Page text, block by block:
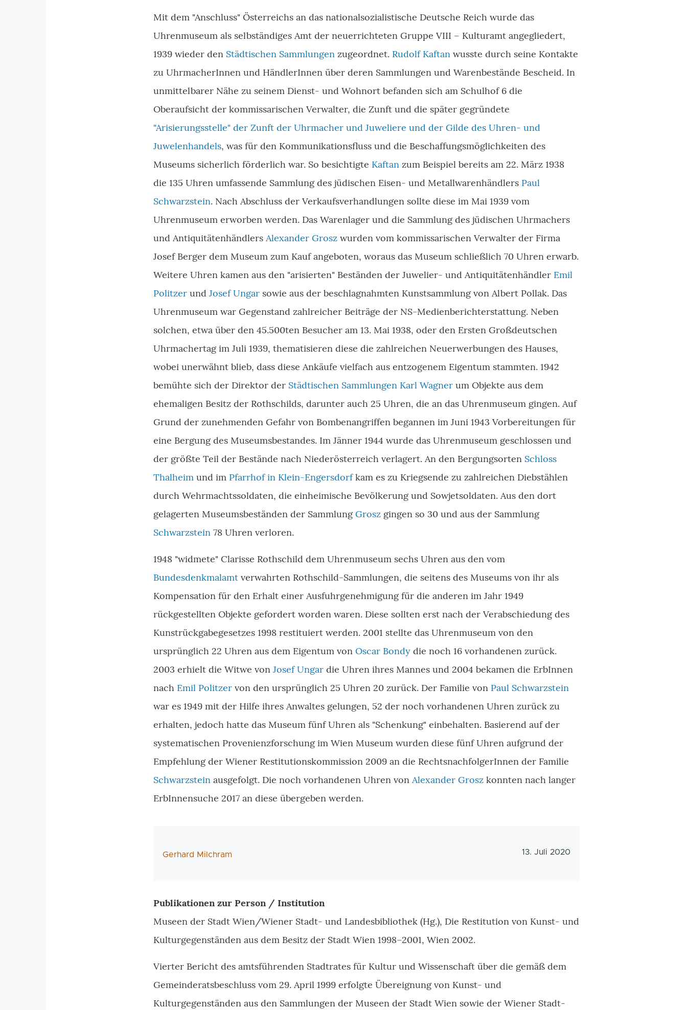
Mit dem "Anschluss" Österreichs an das nationalsozialistische Deutsche Reich wurde das
Uhrenmuseum als selbständiges Amt der neuerrichteten Gruppe VIII – Kulturamt angegliedert,
1939 wieder den Städtischen Sammlungen zugeordnet. Rudolf Kaftan wusste durch seine Kontakte
zu UhrmacherInnen und HändlerInnen über deren Sammlungen und Warenbestände Bescheid. In
unmittelbarer Nähe zu seinem Dienst- und Wohnort befanden sich am Schulhof 6 die
Oberaufsicht der kommissarischen Verwalter, die Zunft und die später gegründete
"Arisierungsstelle" der Zunft der Uhrmacher und Juweliere und der Gilde des Uhren- und
Juwelenhandels, was für den Kommunikationsfluss und die Beschaffungsmöglichkeiten des
Museums sicherlich förderlich war. So besichtigte Kaftan zum Beispiel bereits am 22. März 1938
die 135 Uhren umfassende Sammlung des jüdischen Eisen- und Metallwarenhändlers Paul
Schwarzstein. Nach Abschluss der Verkaufsverhandlungen sollte diese im Mai 1939 vom
Uhrenmuseum erworben werden. Das Warenlager und die Sammlung des jüdischen Uhrmachers
und Antiquitätenhändlers Alexander Grosz wurden vom kommissarischen Verwalter der Firma
Josef Berger dem Museum zum Kauf angeboten, woraus das Museum schließlich 70 Uhren erwarb.
Weitere Uhren kamen aus den "arisierten" Beständen der Juwelier- und Antiquitätenhändler Emil
Politzer und Josef Ungar sowie aus der beschlagnahmten Kunstsammlung von Albert Pollak. Das
Uhrenmuseum war Gegenstand zahlreicher Beiträge der NS-Medienberichterstattung. Neben
solchen, etwa über den 45.500ten Besucher am 13. Mai 1938, oder den Ersten Großdeutschen
Uhrmachertag im Juli 1939, thematisieren diese die zahlreichen Neuerwerbungen des Hauses,
wobei unerwähnt blieb, dass diese Ankäufe vielfach aus entzogenem Eigentum stammten. 1942
bemühte sich der Direktor der Städtischen Sammlungen Karl Wagner um Objekte aus dem
ehemaligen Besitz der Rothschilds, darunter auch 25 Uhren, die an das Uhrenmuseum gingen. Auf
Grund der zunehmenden Gefahr von Bombenangriffen begannen im Juni 1943 Vorbereitungen für
eine Bergung des Museumsbestandes. Im Jänner 1944 wurde das Uhrenmuseum geschlossen und
der größte Teil der Bestände nach Niederösterreich verlagert. An den Bergungsorten Schloss
Thalheim und im Pfarrhof in Klein-Engersdorfkam es zu Kriegsende zu zahlreichen Diebstählen
durch Wehrmachtssoldaten, die einheimische Bevölkerung und Sowjetsoldaten. Aus den dort
gelagerten Museumsbeständen der Sammlung Grosz gingen so 30 und aus der Sammlung
Schwarzstein 78 Uhren verloren.
1948 "widmete" Clarisse Rothschild dem Uhrenmuseum sechs Uhren aus den vom
Bundesdenkmalamt verwahrten Rothschild-Sammlungen, die seitens des Museums von ihr als
Kompensation für den Erhalt einer Ausfuhrgenehmigung für die anderen im Jahr 1949
rückgestellten Objekte gefordert worden waren. Diese sollten erst nach der Verabschiedung des
Kunstrückgabegesetzes 1998 restituiert werden. 2001 stellte das Uhrenmuseum von den
ursprünglich 22 Uhren aus dem Eigentum von Oscar Bondy die noch 16 vorhandenen zurück.
2003 erhielt die Witwe von Josef Ungar die Uhren ihres Mannes und 2004 bekamen die ErbInnen
nach Emil Politzer von den ursprünglich 25 Uhren 20 zurück. Der Familie von Paul Schwarzstein
war es 1949 mit der Hilfe ihres Anwaltes gelungen, 52 der noch vorhandenen Uhren zurück zu
erhalten, jedoch hatte das Museum fünf Uhren als "Schenkung" einbehalten. Basierend auf der
systematischen Provenienzforschung im Wien Museum wurden diese fünf Uhren aufgrund der
Empfehlung der Wiener Restitutionskommission 2009 an die RechtsnachfolgerInnen der Familie
Schwarzstein ausgefolgt. Die noch vorhandenen Uhren von Alexander Grosz konnten nach langer
ErbInnensuche 2017 an diese übergeben werden.
AutorIn
Gerhard Milchram Veröffentlichungsdatum
13. Juli 2020
Publikationen zur Person / Institution
Museen der Stadt Wien/Wiener Stadt- und Landesbibliothek (Hg.), Die Restitution von Kunst- und
Kulturgegenständen aus dem Besitz der Stadt Wien 1998–2001, Wien 2002.
Vierter Bericht des amtsführenden Stadtrates für Kultur und Wissenschaft über die gemäß dem
Gemeinderatsbeschluss vom 29. April 1999 erfolgte Übereignung von Kunst- und
Kulturgegenständen aus den Sammlungen der Museen der Stadt Wien sowie der Wiener Stadt-